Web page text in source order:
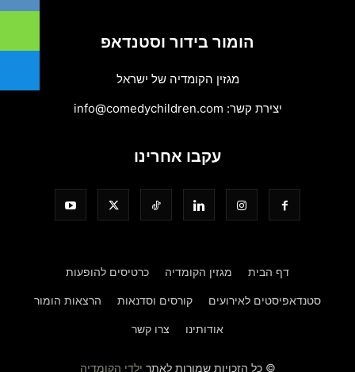
הומור בידור וסטנדאפ
מגזין הקומדיה של ישראל
יצירת קשר: info@comedychildren.com
עקבו אחרינו
דף הבית מגזין הקומדיה כרטיסים להופעות
סטנדאפיסטים לאירועים קורסים וסדנאות הרצאות הומור
אודותינו צרו קשר
© כל הזכויות שמורות לאתר ילדי הקומדיה